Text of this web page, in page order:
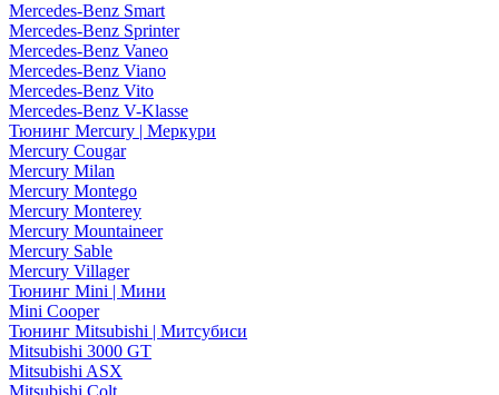
Mercedes-Benz Smart
Mercedes-Benz Sprinter
Mercedes-Benz Vaneo
Mercedes-Benz Viano
Mercedes-Benz Vito
Mercedes-Benz V-Klasse
Тюнинг Mercury | Меркури
Mercury Cougar
Mercury Milan
Mercury Montego
Mercury Monterey
Mercury Mountaineer
Mercury Sable
Mercury Villager
Тюнинг Mini | Мини
Mini Cooper
Тюнинг Mitsubishi | Митсубиси
Mitsubishi 3000 GT
Mitsubishi ASX
Mitsubishi Colt